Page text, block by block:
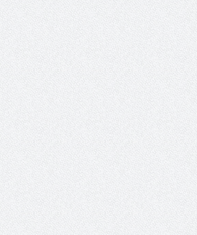
والمدير السابق للأكاديمية الأولمبية
في الامارات د . عبد الملك جاني :
منتدى ( اكتشاف المواهب
الاجتماعية ) فرصة للتوأمة بين
الرياضة والعمل الاجتماعي